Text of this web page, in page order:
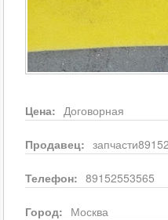
Цена: Договорная
Продавец:
Телефон: 89152553565
Город: Москва